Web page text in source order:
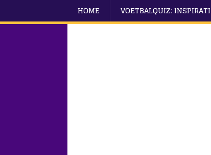
HOME VOETBALQUIZ: